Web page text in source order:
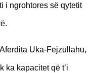
i ngrohtores së qytetit
Uka-Fejzullahu,
ka kapacitet që t’i